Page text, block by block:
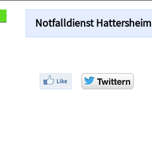
Notfalldienst Hattersheim